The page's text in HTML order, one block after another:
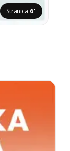
Stranica 61